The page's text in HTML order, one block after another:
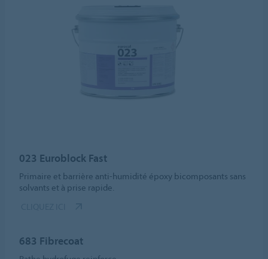
023 Euroblock Fast
Primaire et barrière anti-humidité époxy bicomposants sans
solvants et à prise rapide.
683 Fibrecoat